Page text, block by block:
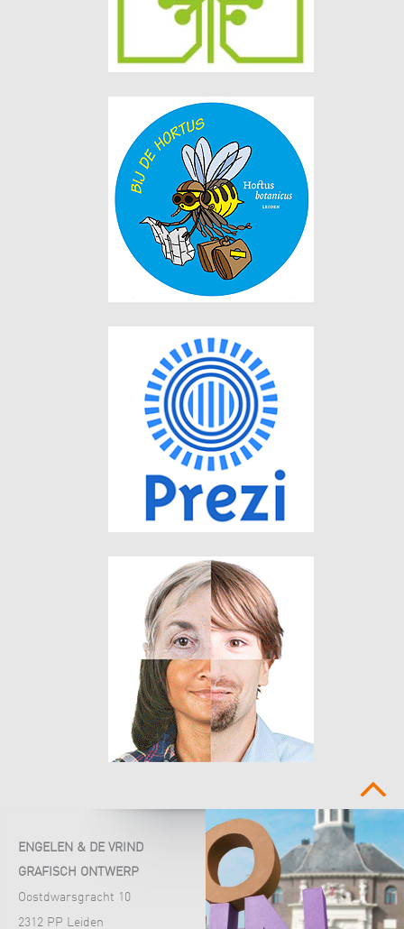
boven
ENGELEN & DE VRIND
GRAFISCH ONTWERP
Oostdwarsgracht 10
2312 PP Leiden